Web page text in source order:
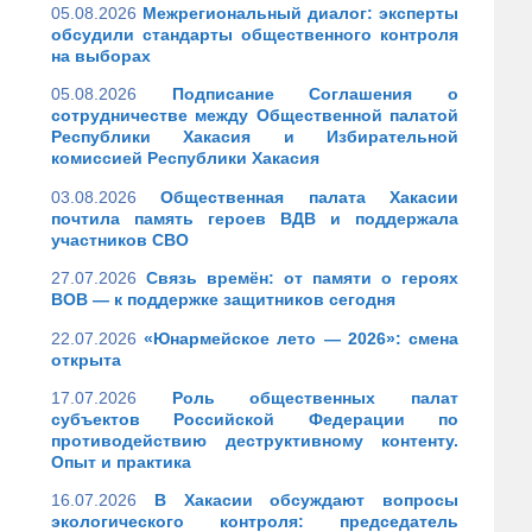
05.08.2026 Межрегиональный диалог: эксперты
обсудили стандарты общественного контроля
на выборах
05.08.2026
Подписание Соглашения о
сотрудничестве между Общественной палатой
Республики Хакасия и Избирательной
комиссией Республики Хакасия
03.08.2026
Общественная палата Хакасии
почтила память героев ВДВ и поддержала
участников СВО
27.07.2026 Связь времён: от памяти о героях
ВОВ — к поддержке защитников сегодня
22.07.2026 «Юнармейское лето — 2026»: смена
открыта
17.07.2026
Роль общественных палат
субъектов Российской Федерации по
противодействию деструктивному контенту.
Опыт и практика
16.07.2026
В Хакасии обсуждают вопросы
экологического контроля: председатель